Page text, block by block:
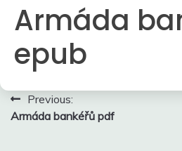
Armáda
epub
Navigace
pro
Previous:
Armáda bankéřů pdf